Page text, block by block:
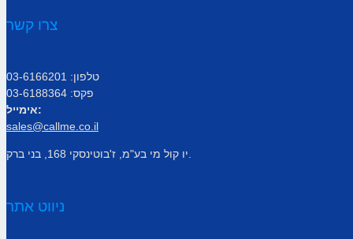
צרו קשר
טלפון: 03-6166201
פקס: 03-6188364
אימייל:
sales@callme.co.il
ניווט אתר